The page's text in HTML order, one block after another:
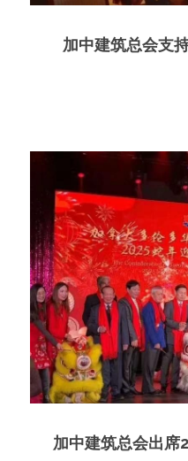
加中建筑总会支
加中建筑总会出席